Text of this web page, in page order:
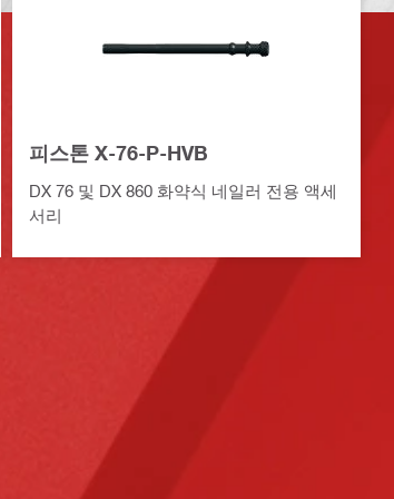
피스톤 X-76-P-HVB
DX 76 및 DX 860 화약식 네일러 전용 액세
서리